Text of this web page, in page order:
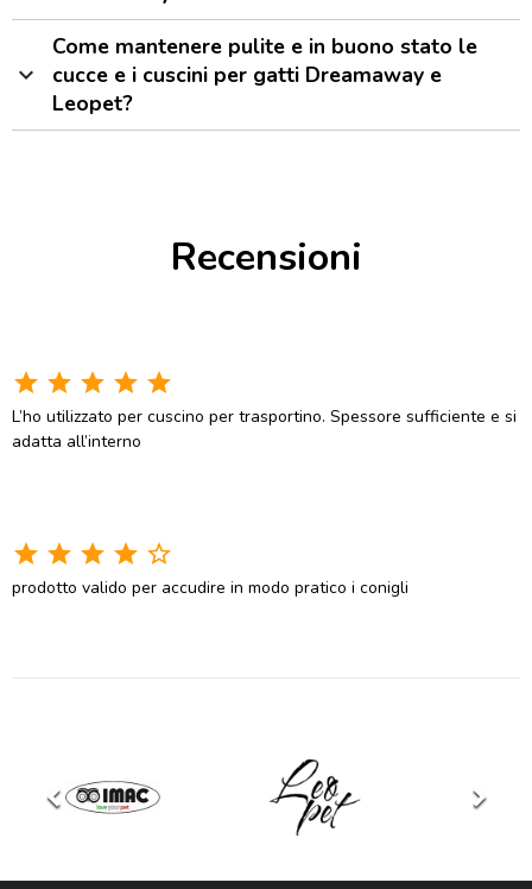
expand_more
Come mantenere pulite e in buono stato le
cucce e i cuscini per gatti Dreamaway e
Leopet?
Recensioni
star star star star star
L’ho utilizzato per cuscino per trasportino. Spessore sufficiente e si
adatta all’interno
star star star star star_border
prodotto valido per accudire in modo pratico i conigli
keyboard_arrow_left keyboard_arrow_right